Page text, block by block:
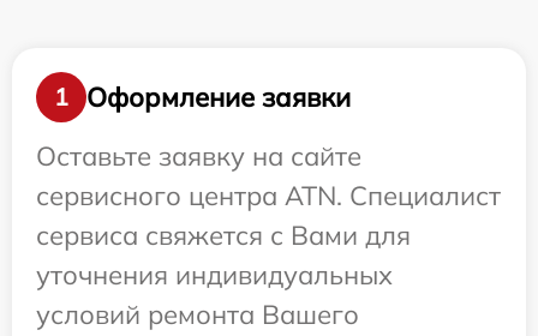
1
Оформление заявки
Оставьте заявку на сайте
сервисного центра ATN. Специалист
сервиса свяжется с Вами для
уточнения индивидуальных
условий ремонта Вашего